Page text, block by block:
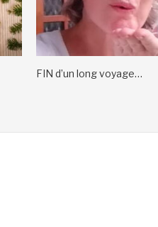
FIN d’un long voyage…